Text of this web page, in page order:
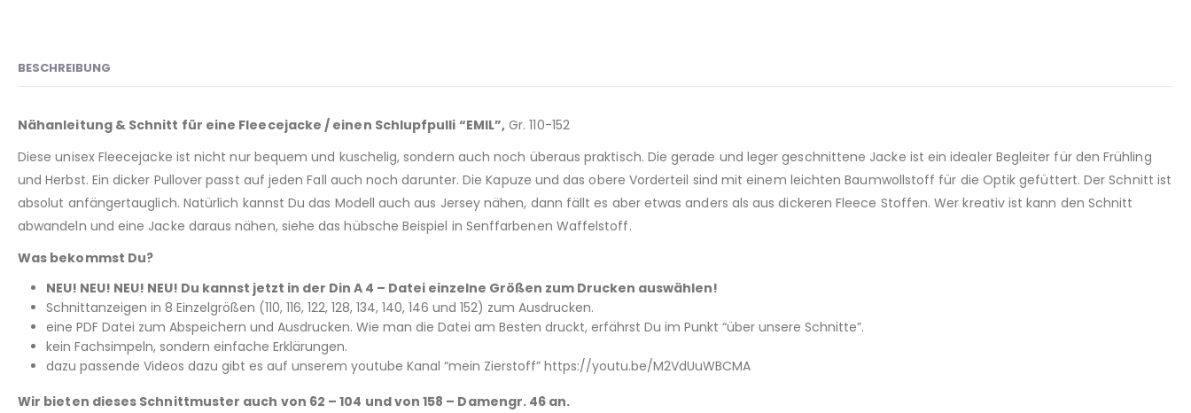
BESCHREIBUNG
Nähanleitung & Schnitt für eine Fleecejacke / einen Schlupfpulli “EMIL”, Gr. 110-152
Diese unisex Fleecejacke ist nicht nur bequem und kuschelig, sondern auch noch überaus praktisch. Die gerade und leger geschnittene Jacke ist ein idealer Begleiter für den Frühling
und Herbst. Ein dicker Pullover passt auf jeden Fall auch noch darunter. Die Kapuze und das obere Vorderteil sind mit einem leichten Baumwollstoff für die Optik gefüttert. Der Schnitt ist
absolut anfängertauglich. Natürlich kannst Du das Modell auch aus Jersey nähen, dann fällt es aber etwas anders als aus dickeren Fleece Stoffen. Wer kreativ ist kann den Schnitt
abwandeln und eine Jacke daraus nähen, siehe das hübsche Beispiel in Senffarbenen Waffelstoff.
Was bekommst Du?
NEU! NEU! NEU! NEU! Du kannst jetzt in der Din A 4 – Datei einzelne Größen zum Drucken auswählen!
Schnittanzeigen in 8 Einzelgrößen (110, 116, 122, 128, 134, 140, 146 und 152) zum Ausdrucken.
eine PDF Datei zum Abspeichern und Ausdrucken. Wie man die Datei am Besten druckt, erfährst Du im Punkt “über unsere Schnitte”.
kein Fachsimpeln, sondern einfache Erklärungen.
dazu passende Videos dazu gibt es auf unserem youtube Kanal “mein Zierstoff” https://youtu.be/M2VdUuWBCMA
Wir bieten dieses Schnittmuster auch von 62 – 104 und von 158 – Damengr. 46 an.